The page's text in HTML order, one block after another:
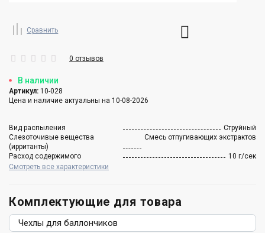
Сравнить
0 отзывов
В наличии
Артикул: 10-028
Цена и наличие актуальны на 10-08-2026
Вид распыления
Струйный
Слезоточивые вещества
(ирританты)
Смесь отпугивающих экстрактов
Расход содержимого
10 г/сек
Смотреть все характеристики
Комплектующие для товара
Чехлы для баллончиков